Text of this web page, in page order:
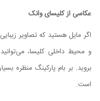
عکاسی از کلیسای وانک
اگر مایل هستید که تصاویر
و محیط داخلی کلیسا،
بروید. بر بام پارکینگ منظره
است.